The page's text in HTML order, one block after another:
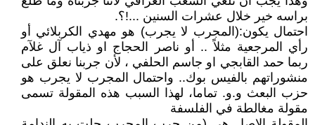
براسه خير خلال عشرات السنين ...!؟.
احتمال يكون:(المجرب لا يجرب) هو مهدي الكربلائي أو
رأي المرجعية مثلاً .. أو ناصر الحجاج او ذياب آل غلآم
ربما حمد القابجي او جاسم الحلفي ، لأن جربنا نعلق على
منشوراتهم بالفيس بوك.. واحتمال المجرب لا يجرب هو
حزب البعث و.و. تماما، لهذا السبب هذه المقولة تسمى
مقولة مغالطة في الفلسفة